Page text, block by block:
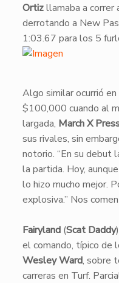
Ortizllamaba a correr
derrotando a New
1:03.67 para los 5
​Algo similar ocurrió
$100,000 cuando al
largada, March X
sus rivales, sin
notorio. “En su debut
la partida. Hoy,
lo hizo mucho mejor.
explosiva.” Nos
Fairyland (Scat Daddy
el comando, típico de
Wesley Ward, sobre
carreras en Turf.